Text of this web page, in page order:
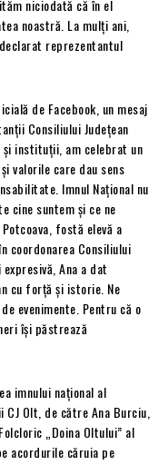
niciodată că în el
noastră. La mulţi ani,
reprezentantul
de Facebook, un mesaj
Consiliului Județean
instituții, am celebrat un
valorile care dau sens
Imnul Național nu
cine suntem și ce ne
fostă elevă a
coordonarea Consiliului
Ana a dat
cu forță și istorie. Ne
evenimente. Pentru că o
își păstrează
imnului național al
Olt, de către Ana Burciu,
„Doina Oltului” al
acordurile căruia pe